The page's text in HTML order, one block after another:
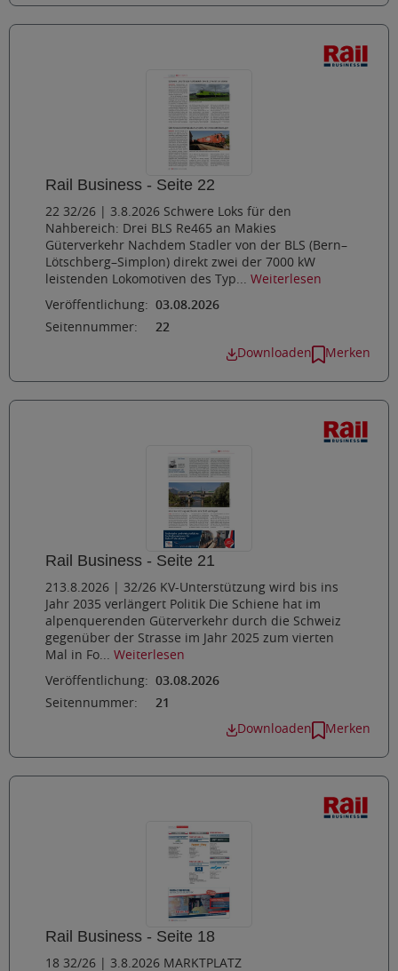
Rail Business - Seite 22
22 32/26 | 3.8.2026 Schwere Loks für den
Nahbereich: Drei BLS Re465 an Makies
Güterverkehr Nachdem Stadler von der BLS (Bern–
Lötschberg–Simplon) direkt zwei der 7000 kW
leistenden Lokomotiven des Typ... Weiterlesen
Veröffentlichung:
03.08.2026
Seitennummer:
22
Downloaden Merken
Rail Business - Seite 21
213.8.2026 | 32/26 KV-Unterstützung wird bis ins
Jahr 2035 verlängert Politik Die Schiene hat im
alpenquerenden Güterverkehr durch die Schweiz
gegenüber der Strasse im Jahr 2025 zum vierten
Mal in Fo... Weiterlesen
Veröffentlichung:
03.08.2026
Seitennummer:
21
Downloaden Merken
Rail Business - Seite 18
18 32/26 | 3.8.2026 MARKTPLATZ